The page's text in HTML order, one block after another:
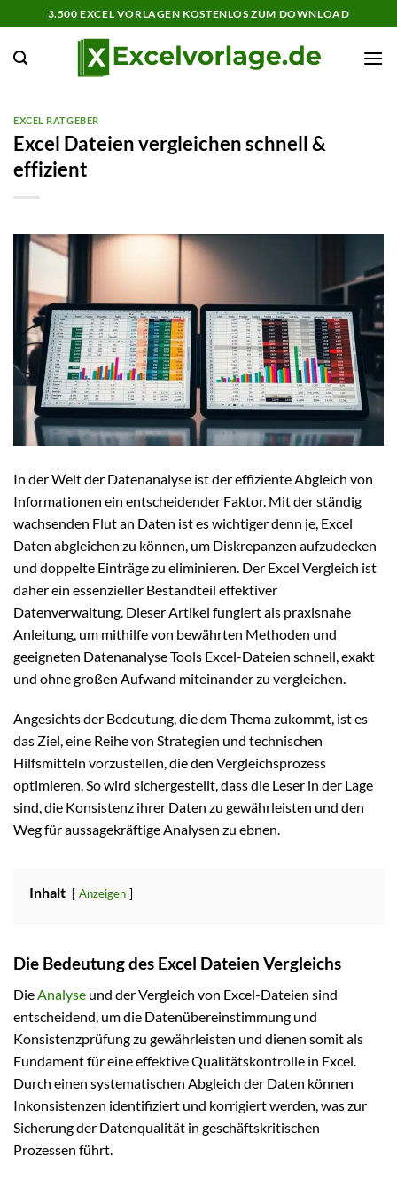
Inhalt
springen
3.500 EXCEL VORLAGEN KOSTENLOS ZUM DOWNLOAD
EXCEL RATGEBER
Excel Dateien vergleichen schnell &
effizient
In der Welt der Datenanalyse ist der effiziente Abgleich von
Informationen ein entscheidender Faktor. Mit der ständig
wachsenden Flut an Daten ist es wichtiger denn je, Excel
Daten abgleichen zu können, um Diskrepanzen aufzudecken
und doppelte Einträge zu eliminieren. Der Excel Vergleich ist
daher ein essenzieller Bestandteil effektiver
Datenverwaltung. Dieser Artikel fungiert als praxisnahe
Anleitung, um mithilfe von bewährten Methoden und
geeigneten Datenanalyse Tools Excel-Dateien schnell, exakt
und ohne großen Aufwand miteinander zu vergleichen.
Angesichts der Bedeutung, die dem Thema zukommt, ist es
das Ziel, eine Reihe von Strategien und technischen
Hilfsmitteln vorzustellen, die den Vergleichsprozess
optimieren. So wird sichergestellt, dass die Leser in der Lage
sind, die Konsistenz ihrer Daten zu gewährleisten und den
Weg für aussagekräftige Analysen zu ebnen.
Inhalt Anzeigen
Die Bedeutung des Excel Dateien Vergleichs
DieAnalyse und der Vergleich von Excel-Dateien sind
entscheidend, um die Datenübereinstimmung und
Konsistenzprüfung zu gewährleisten und dienen somit als
Fundament für eine effektive Qualitätskontrolle in Excel.
Durch einen systematischen Abgleich der Daten können
Inkonsistenzen identifiziert und korrigiert werden, was zur
Sicherung der Datenqualität in geschäftskritischen
Prozessen führt.